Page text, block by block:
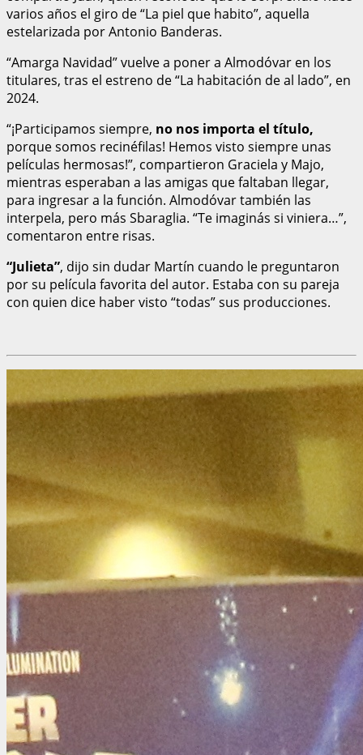
varios años el giro de “La piel que habito”, aquella
estelarizada por Antonio Banderas.
“Amarga Navidad” vuelve a poner a Almodóvar en los
titulares, tras el estreno de “La habitación de al lado”, en
2024.
“¡Participamos siempre, no nos importa el título,
porque somos recinéfilas! Hemos visto siempre unas
películas hermosas!”, compartieron Graciela y Majo,
mientras esperaban a las amigas que faltaban llegar,
para ingresar a la función. Almodóvar también las
interpela, pero más Sbaraglia. “Te imaginás si viniera…”,
comentaron entre risas.
“Julieta”, dijo sin dudar Martín cuando le preguntaron
por su película favorita del autor. Estaba con su pareja
con quien dice haber visto “todas” sus producciones.